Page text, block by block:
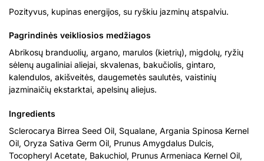
Pozityvus, kupinas energijos, su ryškiu jazminų atspalviu.
Pagrindinės veikliosios medžiagos
Abrikosų branduolių, argano, marulos (kietrių), migdolų, ryžių
sėlenų augaliniai aliejai, skvalenas, bakučiolis, gintaro,
kalendulos, akišveitės, daugemetės saulutės, vaistinių
jazminaičių ekstarktai, apelsinų aliejus.
Ingredients
Sclerocarya Birrea Seed Oil, Squalane, Argania Spinosa Kernel
Oil, Oryza Sativa Germ Oil, Prunus Amygdalus Dulcis,
Tocopheryl Acetate, Bakuchiol, Prunus Armeniaca Kernel Oil,